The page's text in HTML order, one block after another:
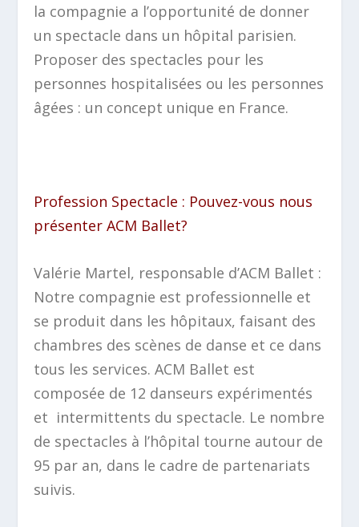
la compagnie a l’opportunité de donner
un spectacle dans un hôpital parisien.
Proposer des spectacles pour les
personnes hospitalisées ou les personnes
âgées : un concept unique en France.
Profession Spectacle : Pouvez-vous nous
présenter ACM Ballet?
Valérie Martel, responsable d’ACM Ballet :
Notre compagnie est professionnelle et
se produit dans les hôpitaux, faisant des
chambres des scènes de danse et ce dans
tous les services. ACM Ballet est
composée de 12 danseurs expérimentés
et intermittents du spectacle. Le nombre
de spectacles à l’hôpital tourne autour de
95 par an, dans le cadre de partenariats
suivis.